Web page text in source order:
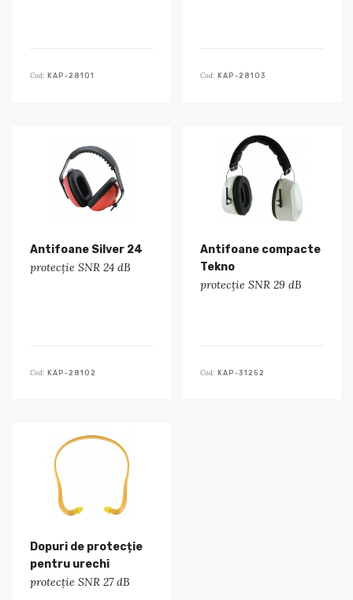
Cod: KAP-28101 Cod: KAP-28103
Antifoane Silver 24
protecție SNR 24 dB
Cod: KAP-28102
Antifoane compacte
Tekno
protecție SNR 29 dB
Cod: KAP-31252
Dopuri de protecție
pentru urechi
protecție SNR 27 dB